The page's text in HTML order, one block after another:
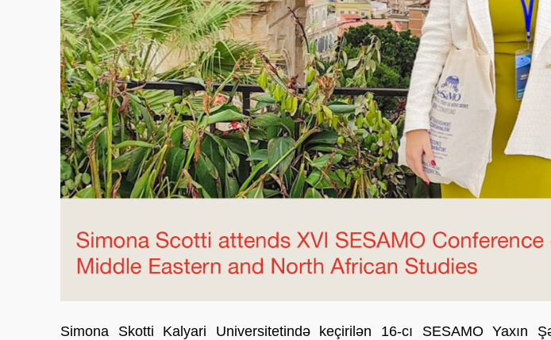
Simona Skotti Kalyari Universitetində keçirilən 16-cı SESAMO Yaxın